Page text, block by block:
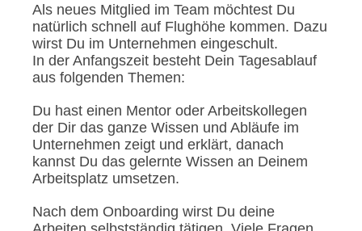
Als neues Mitglied im Team möchtest Du
natürlich schnell auf Flughöhe kommen. Dazu
wirst Du im Unternehmen eingeschult.
In der Anfangszeit besteht Dein Tagesablauf
aus folgenden Themen:
Du hast einen Mentor oder Arbeitskollegen
der Dir das ganze Wissen und Abläufe im
Unternehmen zeigt und erklärt, danach
kannst Du das gelernte Wissen an Deinem
Arbeitsplatz umsetzen.
Nach dem Onboarding wirst Du deine